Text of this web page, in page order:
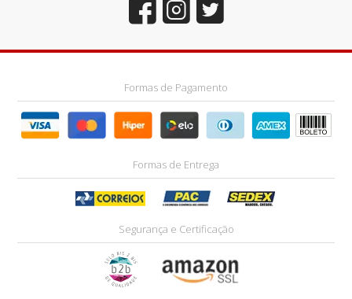
Formas de Pagamento
Formas de Entrega
Segurança e Certificação